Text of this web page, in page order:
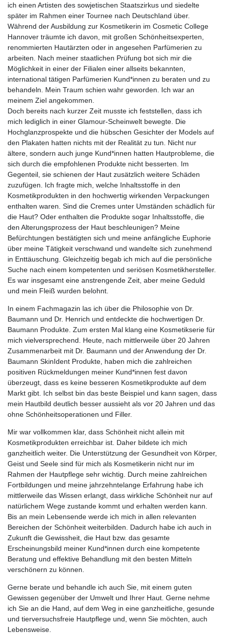
ich einen Artisten des sowjetischen Staatszirkus und siedelte
später im Rahmen einer Tournee nach Deutschland über.
Während der Ausbildung zur Kosmetikerin im Cosmetic College
Hannover träumte ich davon, mit großen Schönheitsexperten,
renommierten Hautärzten oder in angesehen Parfümerien zu
arbeiten. Nach meiner staatlichen Prüfung bot sich mir die
Möglichkeit in einer der Filialen einer allseits bekannten,
international tätigen Parfümerien Kund*innen zu beraten und zu
behandeln. Mein Traum schien wahr geworden. Ich war an
meinem Ziel angekommen.
Doch bereits nach kurzer Zeit musste ich feststellen, dass ich
mich lediglich in einer Glamour-Scheinwelt bewegte. Die
Hochglanzprospekte und die hübschen Gesichter der Models auf
den Plakaten hatten nichts mit der Realität zu tun. Nicht nur
ältere, sondern auch junge Kund*innen hatten Hautprobleme, die
sich durch die empfohlenen Produkte nicht besserten. Im
Gegenteil, sie schienen der Haut zusätzlich weitere Schäden
zuzufügen. Ich fragte mich, welche Inhaltsstoffe in den
Kosmetikprodukten in den hochwertig wirkenden Verpackungen
enthalten waren. Sind die Cremes unter Umständen schädlich für
die Haut? Oder enthalten die Produkte sogar Inhaltsstoffe, die
den Alterungsprozess der Haut beschleunigen? Meine
Befürchtungen bestätigten sich und meine anfängliche Euphorie
über meine Tätigkeit verschwand und wandelte sich zunehmend
in Enttäuschung. Gleichzeitig begab ich mich auf die persönliche
Suche nach einem kompetenten und seriösen Kosmetikhersteller.
Es war insgesamt eine anstrengende Zeit, aber meine Geduld
und mein Fleiß wurden belohnt.
In einem Fachmagazin las ich über die Philosophie von Dr.
Baumann und Dr. Henrich und entdeckte die hochwertigen Dr.
Baumann Produkte. Zum ersten Mal klang eine Kosmetikserie für
mich vielversprechend. Heute, nach mittlerweile über 20 Jahren
Zusammenarbeit mit Dr. Baumann und der Anwendung der Dr.
Baumann SkinIdent Produkte, haben mich die zahlreichen
positiven Rückmeldungen meiner Kund*innen fest davon
überzeugt, dass es keine besseren Kosmetikprodukte auf dem
Markt gibt. Ich selbst bin das beste Beispiel und kann sagen, dass
mein Hautbild deutlich besser aussieht als vor 20 Jahren und das
ohne Schönheitsoperationen und Filler.
Mir war vollkommen klar, dass Schönheit nicht allein mit
Kosmetikprodukten erreichbar ist. Daher bildete ich mich
ganzheitlich weiter. Die Unterstützung der Gesundheit von Körper,
Geist und Seele sind für mich als Kosmetikerin nicht nur im
Rahmen der Hautpflege sehr wichtig. Durch meine zahlreichen
Fortbildungen und meine jahrzehntelange Erfahrung habe ich
mittlerweile das Wissen erlangt, dass wirkliche Schönheit nur auf
natürlichem Wege zustande kommt und erhalten werden kann.
Bis an mein Lebensende werde ich mich in allen relevanten
Bereichen der Schönheit weiterbilden. Dadurch habe ich auch in
Zukunft die Gewissheit, die Haut bzw. das gesamte
Erscheinungsbild meiner Kund*innen durch eine kompetente
Beratung und effektive Behandlung mit den besten Mitteln
verschönern zu können.
Gerne berate und behandle ich auch Sie, mit einem guten
Gewissen gegenüber der Umwelt und Ihrer Haut. Gerne nehme
ich Sie an die Hand, auf dem Weg in eine ganzheitliche, gesunde
und tierversuchsfreie Hautpflege und, wenn Sie möchten, auch
Lebensweise.